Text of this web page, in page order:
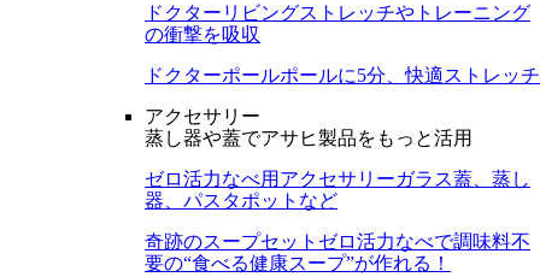
ドクターリビングストレッチやトレーニング
の衝撃を吸収
ドクターポールポールに5分、快適ストレッチ
アクセサリー
蒸し器や蓋でアサヒ製品をもっと活用
ゼロ活力なべ用アクセサリーガラス蓋、蒸し
器、パスタポットなど
奇跡のスープセット ゼロ活力なべで調味料不
要の“食べる健康スープ”が作れる！